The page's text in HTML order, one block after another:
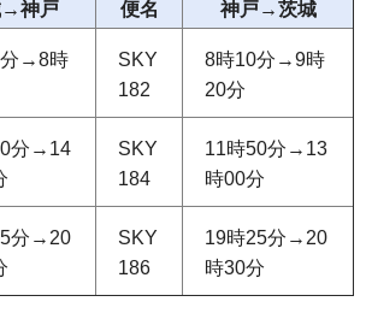
→神戸 便名 神戸→茨城
→8時
SKY
182
8時10分→9時
20分
分→14
SKY
184
11時50分→13
時00分
分→20
SKY
186
19時25分→20
時30分